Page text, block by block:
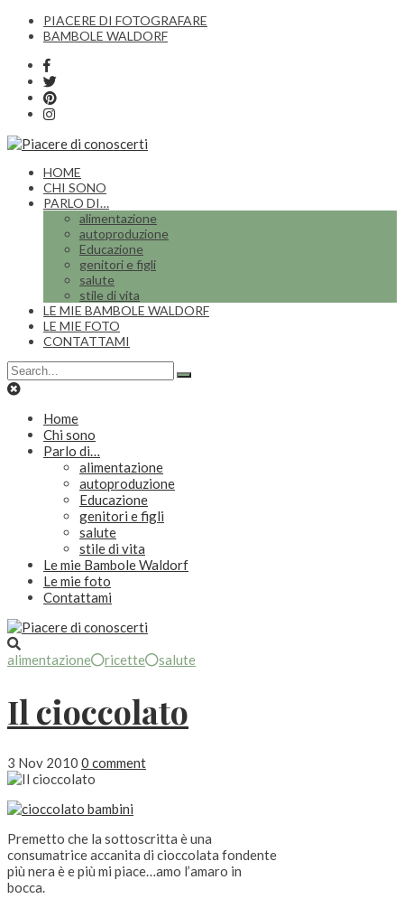
PIACERE DI FOTOGRAFARE
BAMBOLE WALDORF
HOME
CHI SONO
PARLO DI…
alimentazione
autoproduzione
Educazione
genitori e figli
salute
stile di vita
LE MIE BAMBOLE WALDORF
LE MIE FOTO
CONTATTAMI
Home
Chi sono
Parlo di…
alimentazione
autoproduzione
Educazione
genitori e figli
salute
stile di vita
Le mie Bambole Waldorf
Le mie foto
Contattami
alimentazione ricette salute
Il cioccolato
3 Nov 2010 0 comment
Premetto che la sottoscritta è una
consumatrice accanita di cioccolata fondente
più nera è e più mi piace…amo l’amaro in
bocca.